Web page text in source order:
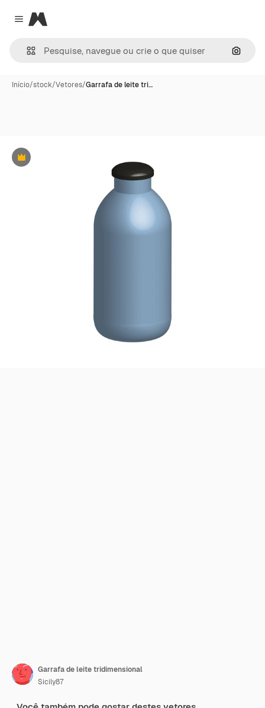
Close menu
Magnific
Início/stock/Vetores/Garrafa de leite tri…
Premium
Garrafa de leite tridimensional
Sicily87